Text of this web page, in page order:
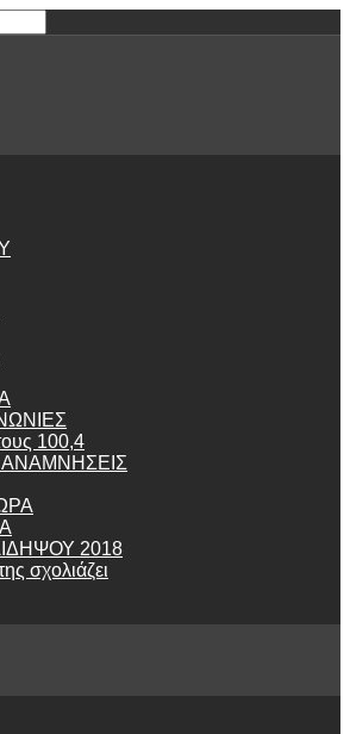
100,4
ΑΝΑΜΝΗΣΕΙΣ
2018
σχολιάζει